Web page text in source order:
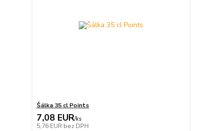
Šálka 35 cl Points
7,08 EUR/ks
5,76 EUR bez DPH